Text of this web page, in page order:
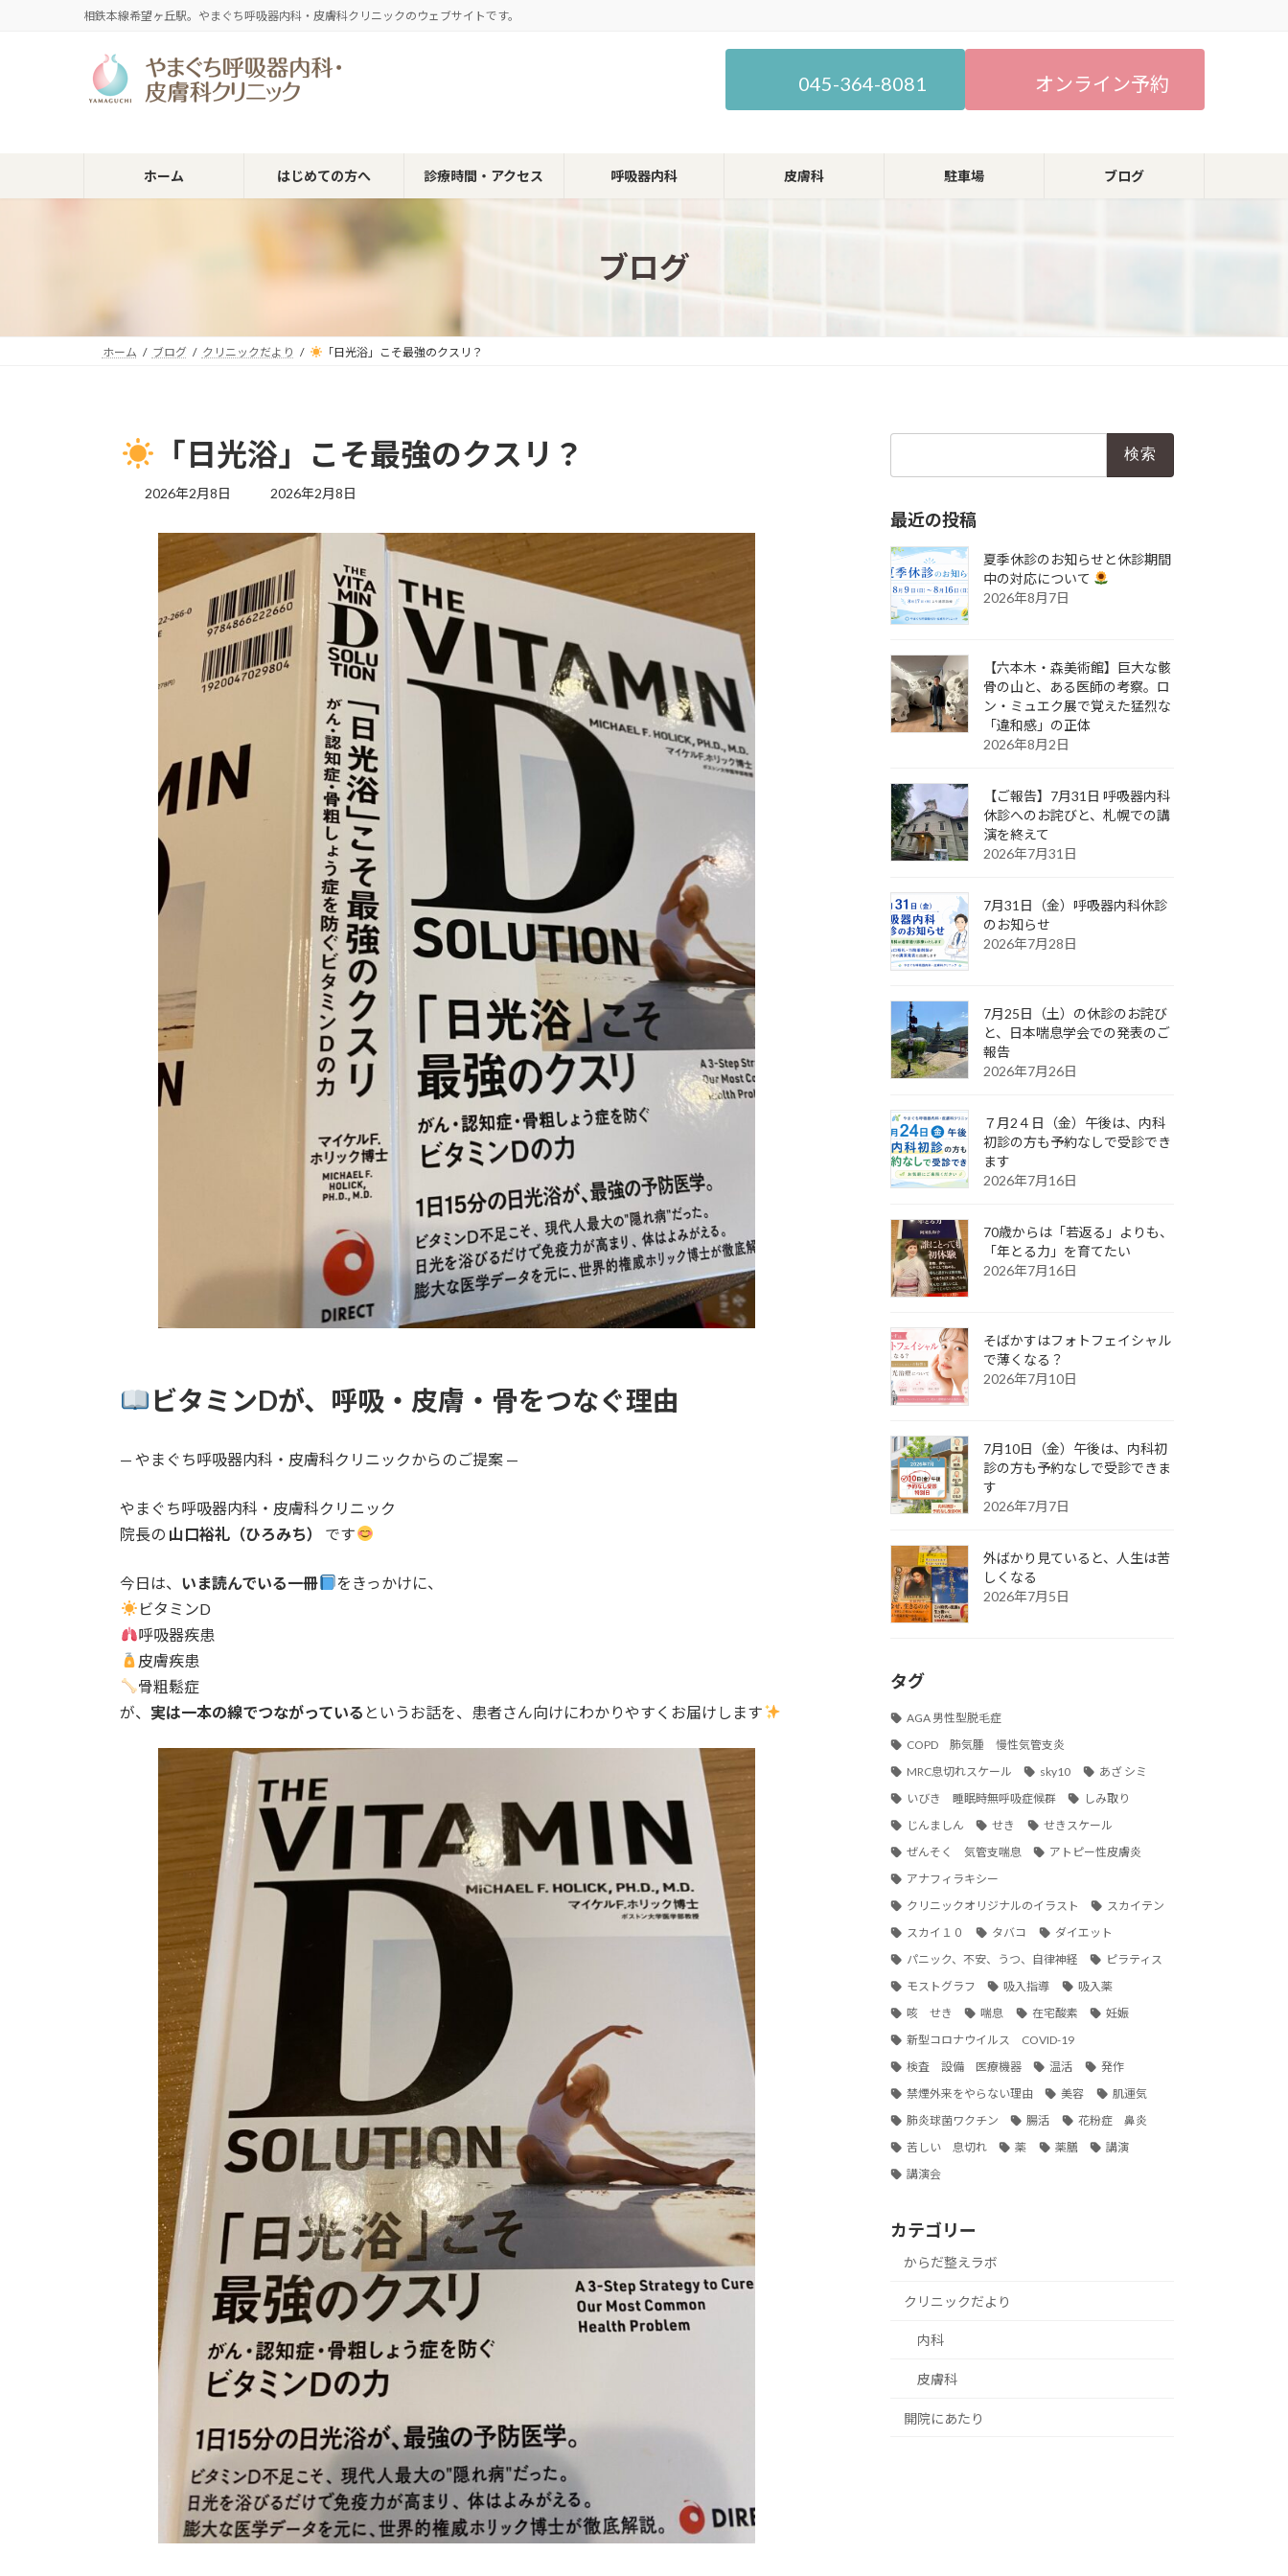
ッ
移
相鉄本線希望ヶ丘駅。やまぐち呼吸器内科・皮膚科クリニックのウェブサイトです。
045-364-8081 オンライン予約
ホーム はじめての方へ 診療時間・アクセス 呼吸器内科 皮膚科 駐車場 ブログ
ブログ
ホーム ブログ クリニックだより 「日光浴」こそ最強のクスリ？
「日光浴」こそ最強のクスリ？
2026年2月8日
最
更
新
時
:
2026年2月8日
ビタミンDが、呼吸・皮膚・骨をつなぐ理由
— やまぐち呼吸器内科・皮膚科クリニックからのご提案 —
やまぐち呼吸器内科・皮膚科クリニック
院長の 山口裕礼（ひろみち） です
今日は、 いま読んでいる一冊
をきっかけに、
ビタミンD
呼吸器疾患
皮膚疾患
骨粗鬆症
が、 実は一本の線でつながっている というお話を、患者さん向けにわかりやすくお届けします
最近の投稿
夏季休診のお知らせと休診期間
中の対応について
2026年8月7日
【六本木・森美術館】巨大な骸
骨の山と、ある医師の考察。ロ
ン・ミュエク展で覚えた猛烈な
「違和感」の正体
2026年8月2日
【ご報告】7月31日 呼吸器内科
休診へのお詫びと、札幌での講
演を終えて
2026年7月31日
7月31日（金）呼吸器内科休診
のお知らせ
2026年7月28日
7月25日（土）の休診のお詫び
と、日本喘息学会での発表のご
報告
2026年7月26日
７月2４日（金）午後は、内科
初診の方も予約なしで受診でき
ます
2026年7月16日
70歳からは「若返る」よりも、
「年とる力」を育てたい
2026年7月16日
そばかすはフォトフェイシャル
で薄くなる？
2026年7月10日
7月10日（金）午後は、内科初
診の方も予約なしで受診できま
す
2026年7月7日
外ばかり見ていると、人生は苦
しくなる
2026年7月5日
タグ
AGA 男性型脱毛症
COPD 肺気腫 慢性気管支炎
MRC息切れスケール
sky10
あざ シミ
いびき 睡眠時無呼吸症候群
しみ取り
じんましん
せき
せきスケール
ぜんそく 気管支喘息
アトピー性皮膚炎
アナフィラキシー
クリニックオリジナルのイラスト
スカイテン
スカイ１０
タバコ
ダイエット
パニック、不安、うつ、自律神経
ピラティス
モストグラフ
吸入指導
吸入薬
咳 せき
喘息 在宅酸素
妊娠
新型コロナウイルス COVID-19
検査 設備 医療機器
温活
発作
禁煙外来をやらない理由
美容
肌運気
肺炎球菌ワクチン
腸活
花粉症 鼻炎
苦しい 息切れ
薬 薬膳
講演
講演会
カテゴリー
からだ整えラボ
クリニックだより
内科
皮膚科
開院にあたり